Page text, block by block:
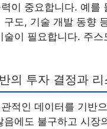
이 중요합니다. 예를
구도, 기술 개발 동향
술이 필요합니다. 주
의 투자 결정과 리
적인 데이터를 기반
음에도 불구하고 시장